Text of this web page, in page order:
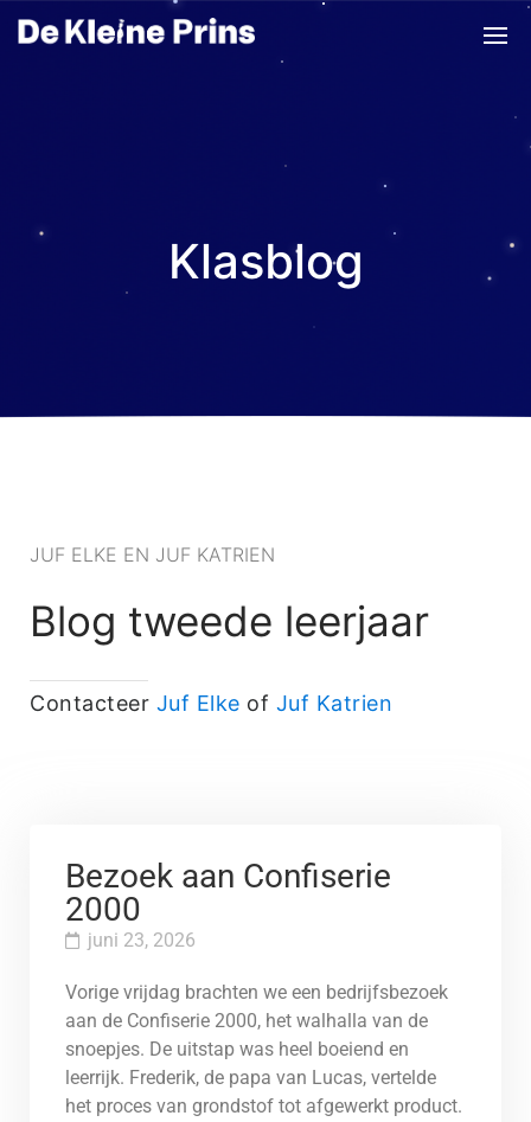
Klasblog
JUF ELKE EN JUF KATRIEN
Blog tweede leerjaar
Contacteer Juf Elke of Juf Katrien
Bezoek aan Confiserie
2000
juni 23, 2026
Vorige vrijdag brachten we een bedrijfsbezoek
aan de Confiserie 2000, het walhalla van de
snoepjes. De uitstap was heel boeiend en
leerrijk. Frederik, de papa van Lucas, vertelde
het proces van grondstof tot afgewerkt product.